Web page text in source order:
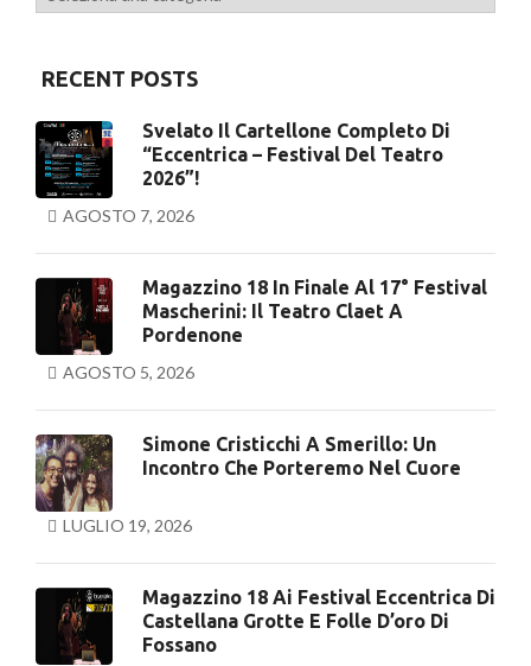
RECENT POSTS
Svelato Il Cartellone Completo Di
“Eccentrica – Festival Del Teatro
2026”!
AGOSTO 7, 2026
Magazzino 18 In Finale Al 17° Festival
Mascherini: Il Teatro Claet A
Pordenone
AGOSTO 5, 2026
Simone Cristicchi A Smerillo: Un
Incontro Che Porteremo Nel Cuore
LUGLIO 19, 2026
Magazzino 18 Ai Festival Eccentrica Di
Castellana Grotte E Folle D’oro Di
Fossano